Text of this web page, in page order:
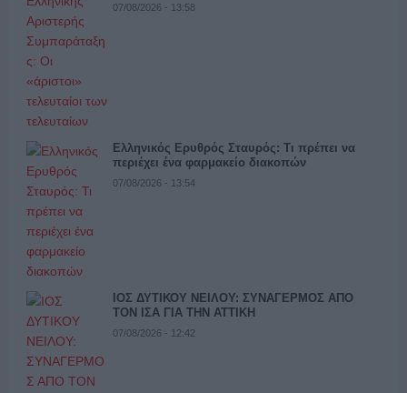
07/08/2026 - 13:58
Ελληνικός Ερυθρός Σταυρός: Τι πρέπει να
περιέχει ένα φαρμακείο διακοπών
07/08/2026 - 13:54
ΙΟΣ ΔΥΤΙΚΟΥ ΝΕΙΛΟΥ: ΣΥΝΑΓΕΡΜΟΣ ΑΠΟ
ΤΟΝ ΙΣΑ ΓΙΑ ΤΗΝ ΑΤΤΙΚΗ
07/08/2026 - 12:42